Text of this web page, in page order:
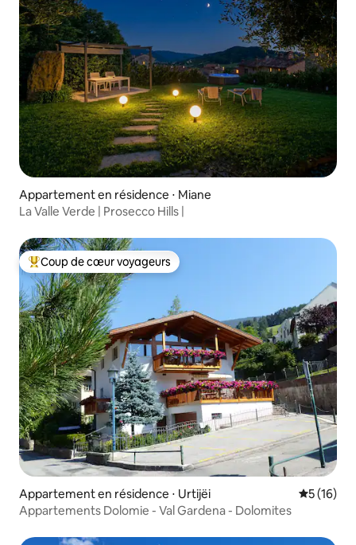
Appartement en résidence ⋅ Miane
La Valle Verde | Prosecco Hills |
Coups de cœur voyageurs les plus appréciés
Coup de cœur voyageurs
Appartement en résidence ⋅ Urtijëi
5 (16)
Appartements Dolomie - Val Gardena - Dolomites